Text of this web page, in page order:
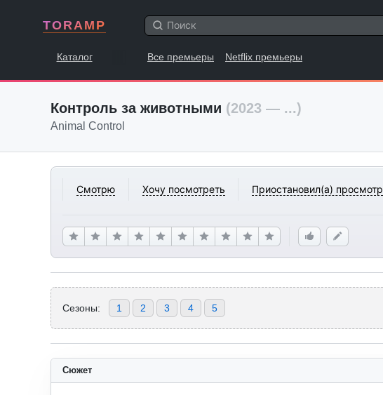
TORAMP
Каталог Все премьеры Netflix премьеры
Контроль за животными (2023 — ...)
Animal Control
Смотрю Хочу посмотреть Приостановил(а) просмотр
Сезоны: 1 2 3 4 5
Сюжет